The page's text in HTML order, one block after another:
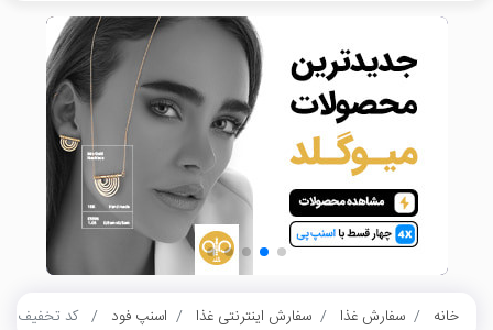
خانه سفارش غذا سفارش اینترنتی غذا اسنپ فود کد تخفیف 150 هزار تومانی سفارش اول غذا اسنپ فود در اصفهان